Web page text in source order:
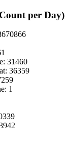
per Day)
31460
36359
1